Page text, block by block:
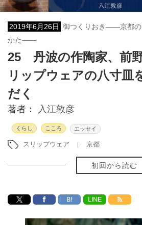
2019年6月26日 御つくりおき――京都の
かた――
25 丹波の作陶家、前
リップウェアの八寸皿
だく
著者： 入江敦彦
くらし こころ エッセイ
スリップウェア 京都
初回から読む
B! LINE